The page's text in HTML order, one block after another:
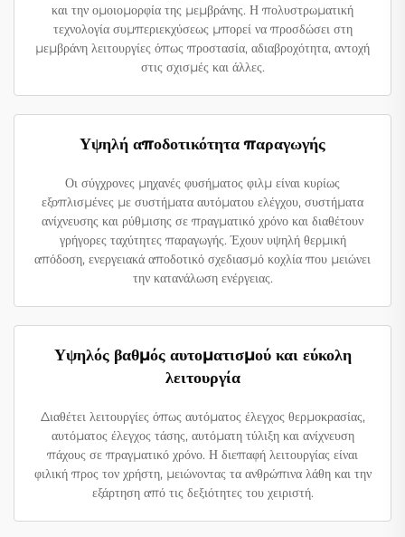
και την ομοιομορφία της μεμβράνης. Η πολυστρωματική
τεχνολογία συμπεριεκχύσεως μπορεί να προσδώσει στη
μεμβράνη λειτουργίες όπως προστασία, αδιαβροχότητα, αντοχή
στις σχισμές και άλλες.
Υψηλή αποδοτικότητα παραγωγής
Οι σύγχρονες μηχανές φυσήματος φιλμ είναι κυρίως
εξοπλισμένες με συστήματα αυτόματου ελέγχου, συστήματα
ανίχνευσης και ρύθμισης σε πραγματικό χρόνο και διαθέτουν
γρήγορες ταχύτητες παραγωγής. Έχουν υψηλή θερμική
απόδοση, ενεργειακά αποδοτικό σχεδιασμό κοχλία που μειώνει
την κατανάλωση ενέργειας.
Υψηλός βαθμός αυτοματισμού και εύκολη
λειτουργία
Διαθέτει λειτουργίες όπως αυτόματος έλεγχος θερμοκρασίας,
αυτόματος έλεγχος τάσης, αυτόματη τύλιξη και ανίχνευση
πάχους σε πραγματικό χρόνο. Η διεπαφή λειτουργίας είναι
φιλική προς τον χρήστη, μειώνοντας τα ανθρώπινα λάθη και την
εξάρτηση από τις δεξιότητες του χειριστή.